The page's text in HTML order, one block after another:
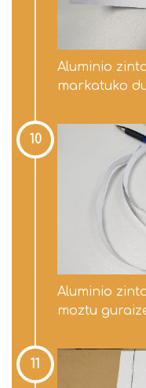
Aluminio
markatuko
10
Aluminio
moztu
11